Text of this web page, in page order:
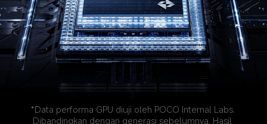
*Data performa GPU diuji oleh POCO Internal Labs.
Dibandingkan dengan generasi sebelumnya. Hasil